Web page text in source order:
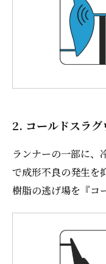
2. コールドスラグ
ランナーの一部に、
で成形不良の発生を
樹脂の逃げ場を『コ